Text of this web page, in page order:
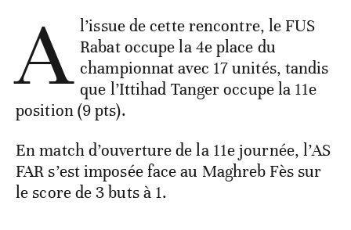
A l’issue de cette rencontre, le FUS
Rabat occupe la 4e place du
championnat avec 17 unités, tandis
que l’Ittihad Tanger occupe la 11e
position (9 pts).
En match d’ouverture de la 11e journée, l’AS
FAR s’est imposée face au Maghreb Fès sur
le score de 3 buts à 1.